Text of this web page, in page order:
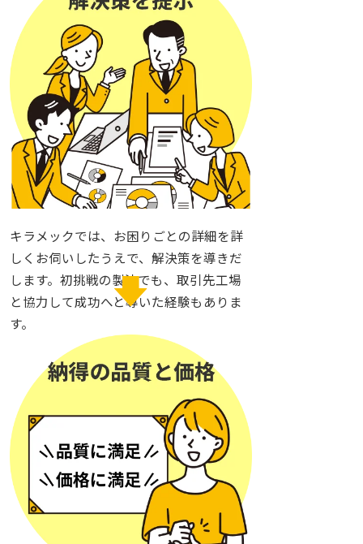
キラメックでは、お困りごとの詳細を詳
しくお伺いしたうえで、解決策を導きだ
します。初挑戦の製法でも、取引先工場
と協力して成功へと導いた経験もありま
す。